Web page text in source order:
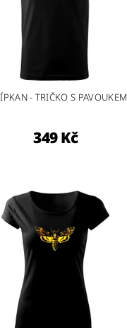
- TRIČKO S PAVOUKEM
349 Kč